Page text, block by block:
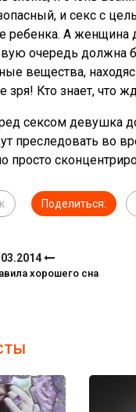
и секс с
ребенка. А женщина
очередь должна
вещества,
зря! Кто знает, что
сексом девушка
преследовать во
просто
Поделиться:
хорошего сна